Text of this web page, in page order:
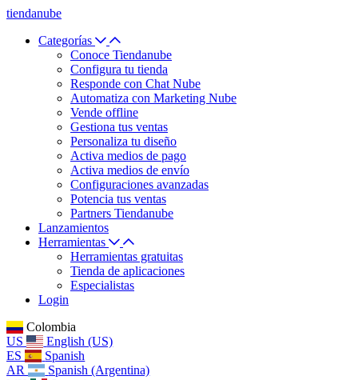
tiendanube
Categorías
Conoce Tiendanube
Configura tu tienda
Responde con Chat Nube
Automatiza con Marketing Nube
Vende offline
Gestiona tus ventas
Personaliza tu diseño
Activa medios de pago
Activa medios de envío
Configuraciones avanzadas
Potencia tus ventas
Partners Tiendanube
Lanzamientos
Herramientas
Herramientas gratuitas
Tienda de aplicaciones
Especialistas
Login
Colombia
US
English (US)
ES
Spanish
AR
Spanish (Argentina)